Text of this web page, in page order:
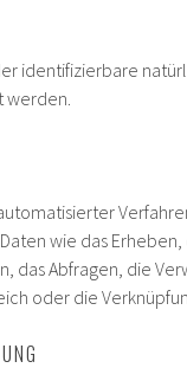
identifizierbare
werden.
wie das
das Abfragen, die
oder die